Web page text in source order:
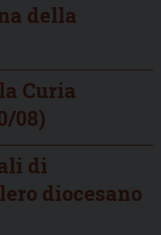
della
Curia
08)
di
diocesano